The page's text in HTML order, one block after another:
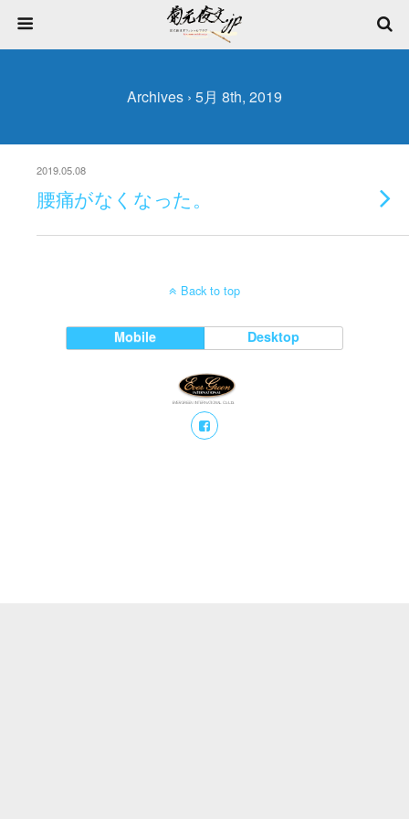
Archives › 5月 8th, 2019
2019.05.08
腰痛がなくなった。
Back to top
Mobile Desktop